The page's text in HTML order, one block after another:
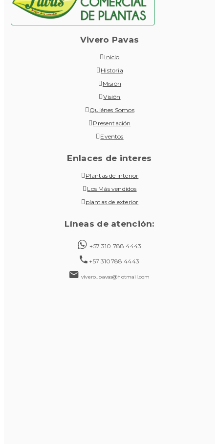
Vivero Pavas
Inicio
Historia
Misión
Visión
Quiénes Somos
Presentación
Eventos
Enlaces de interes
Plantas de interior
Los Más vendidos
plantas de exterior
Líneas de atención:
+57 310 788 4443
+57 310788 4443
vivero_pavas@hotmail.com